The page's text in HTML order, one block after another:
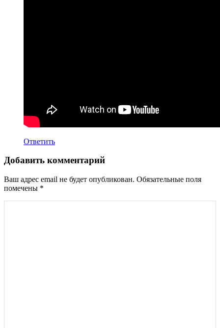
Ответить
Добавить комментарий
Ваш адрес email не будет опубликован. Обязательные поля
помечены *